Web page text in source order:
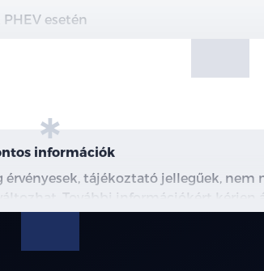
PHEV esetén
figy. rendszer
segéd
információk
érvényesek, tájékoztató jellegűek,
További információkért kérjen
munkatársainknál. A